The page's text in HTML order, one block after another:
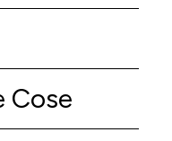
Cose